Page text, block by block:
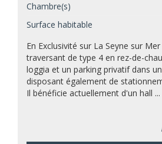
Chambre(s)
Surface habitable
En Exclusivité sur La Seyne sur
traversant de type 4 en rez-de-
loggia et un parking privatif dans
disposant également de
Il bénéficie actuellement d'un hall ...